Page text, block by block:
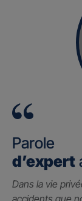
Parole
d’expert
Dans la vie